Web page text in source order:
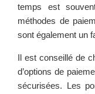
temps est
méthodes de
sont également un
Il est conseillé de
d’options de
sécurisées. Les